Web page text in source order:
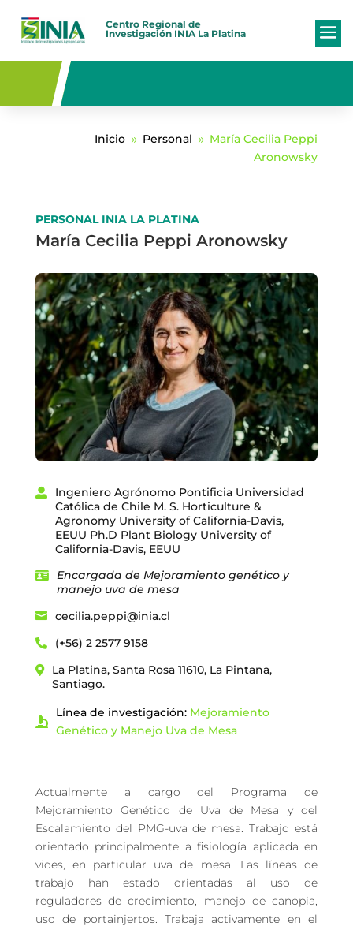
Centro Regional de
Investigación INIA La Platina
Inicio 9 Personal 9 María Cecilia Peppi
Aronowsky
PERSONAL INIA LA PLATINA
María Cecilia Peppi Aronowsky
Ingeniero Agrónomo Pontificia Universidad
Católica de Chile M. S. Horticulture &
Agronomy University of California-Davis,
EEUU Ph.D Plant Biology University of
California-Davis, EEUU
Encargada de Mejoramiento genético y
manejo uva de mesa
cecilia.peppi@inia.cl
(+56) 2 2577 9158
La Platina, Santa Rosa 11610, La Pintana,
Santiago.
Línea de investigación: Mejoramiento
Genético y Manejo Uva de Mesa
Actualmente a cargo del Programa de
Mejoramiento Genético de Uva de Mesa y del
Escalamiento del PMG-uva de mesa. Trabajo está
orientado principalmente a fisiología aplicada en
vides, en particular uva de mesa. Las líneas de
trabajo han estado orientadas al uso de
reguladores de crecimiento, manejo de canopia,
uso de portainjertos. Trabaja activamente en el